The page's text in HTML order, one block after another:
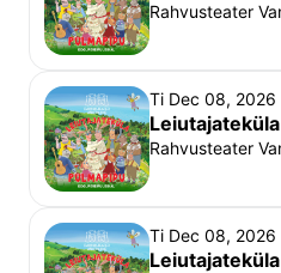
Rahvusteater
Ti Dec 08, 2026
Rahvusteater
Ti Dec 08,